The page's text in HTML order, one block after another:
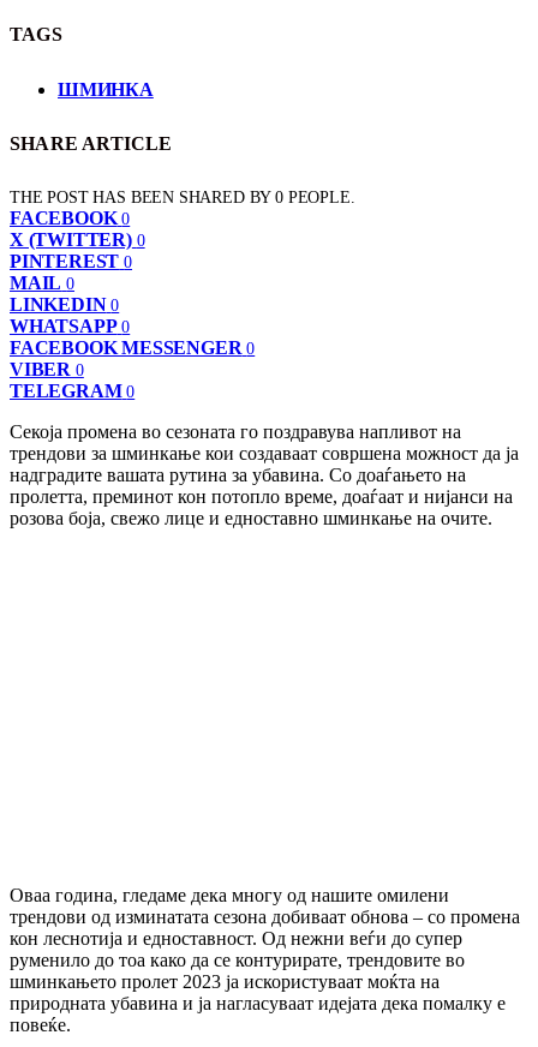
TAGS
ШМИНКА
SHARE ARTICLE
THE POST HAS BEEN SHARED BY0 PEOPLE.
FACEBOOK 0
X (TWITTER) 0
PINTEREST 0
MAIL 0
LINKEDIN 0
WHATSAPP 0
FACEBOOK MESSENGER 0
VIBER 0
TELEGRAM 0
Секоја промена во сезоната го поздравува напливот на
трендови за шминкање кои создаваат совршена можност да ја
надградите вашата рутина за убавина. Со доаѓањето на
пролетта, преминот кон потопло време, доаѓаат и нијанси на
розова боја, свежо лице и едноставно шминкање на очите.
Оваа година, гледаме дека многу од нашите омилени
трендови од изминатата сезона добиваат обнова – со промена
кон леснотија и едноставност. Од нежни веѓи до супер
руменило до тоа како да се контурирате, трендовите во
шминкањето пролет 2023 ја искористуваат моќта на
природната убавина и ја нагласуваат идејата дека помалку е
повеќе.